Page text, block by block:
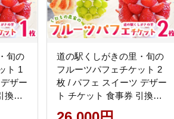
旬の
ト 1
ザー
換券
ス
道の駅くしがきの里・旬の
フルーツパフェチケット 2
枚 / パフェ スイーツ デザー
ト チケット 食事券 引換券
いちご 桃 柿 シャインマス